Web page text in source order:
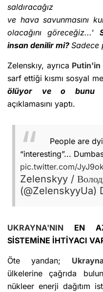
saldıracağız
ve hava savunmasını
olacağını göreceğiz...'
insan denilir mi? Sadece
Zelenskıy, ayrıca Putin'in
sarf ettiği kısmı sosyal
ölüyor ve o bunu
açıklamasını yaptı.
People are
“interesting”...
pic.twitter.com/
Zelenskyy /
(@ZelenskyyUa)
UKRAYNA'NIN EN
SİSTEMİNE İHTİYACI
Öte yandan;
ülkelerine çağrıda
nükleer enerji dağıtım